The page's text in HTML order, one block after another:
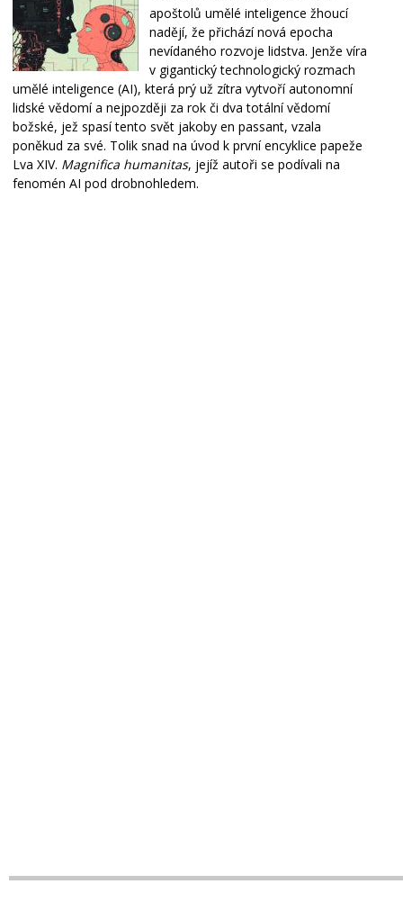
apoštolů umělé inteligence žhoucí
nadějí, že přichází nová epocha
nevídaného rozvoje lidstva. Jenže víra
v gigantický technologický rozmach
umělé inteligence (AI), která prý už zítra vytvoří autonomní
lidské vědomí a nejpozději za rok či dva totální vědomí
božské, jež spasí tento svět jakoby en passant, vzala
poněkud za své. Tolik snad na úvod k první encyklice papeže
Lva XIV. Magnifica humanitas, jejíž autoři se podívali na
fenomén AI pod drobnohledem.